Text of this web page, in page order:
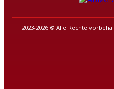
2023-2026 © Alle Rechte